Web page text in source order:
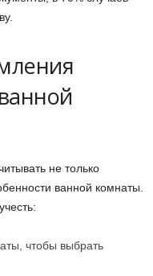
не только
ванной комнаты.
чтобы выбрать